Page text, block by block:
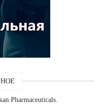
Pharmaceuticals.